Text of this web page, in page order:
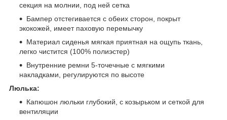
секция на молнии, под ней сетка
Бампер отстегивается с обеих сторон, покрыт
экокожей, имеет паховую перемычку
Материал сиденья мягкая приятная на ощупь ткань,
легко чистится (100% полиэстер)
Внутренние ремни 5-точечные с мягкими
накладками, регулируются по высоте
Люлька:
Капюшон люльки глубокий, с козырьком и сеткой для
вентиляции